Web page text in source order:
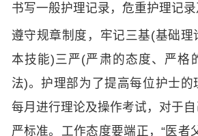
书写一般护理记录，危重护理记录
遵守规章制度，牢记三基(基础理
本技能)三严(严肃的态度、严格
法)。护理部为了提高每位护士的
每月进行理论及操作考试，对于
严标准。工作态度要端正，“医者